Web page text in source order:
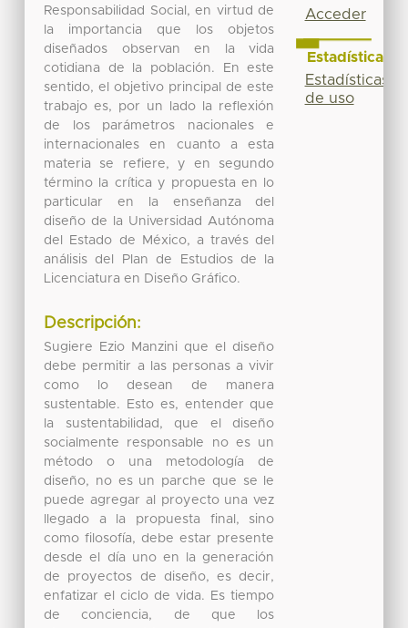
Responsabilidad Social, en virtud de
la importancia que los objetos
diseñados observan en la vida
cotidiana de la población. En este
sentido, el objetivo principal de este
trabajo es, por un lado la reflexión
de los parámetros nacionales e
internacionales en cuanto a esta
materia se refiere, y en segundo
término la crítica y propuesta en lo
particular en la enseñanza del
diseño de la Universidad Autónoma
del Estado de México, a través del
análisis del Plan de Estudios de la
Licenciatura en Diseño Gráfico.
Descripción:
Sugiere Ezio Manzini que el diseño
debe permitir a las personas a vivir
como lo desean de manera
sustentable. Esto es, entender que
la sustentabilidad, que el diseño
socialmente responsable no es un
método o una metodología de
diseño, no es un parche que se le
puede agregar al proyecto una vez
llegado a la propuesta final, sino
como filosofía, debe estar presente
desde el día uno en la generación
de proyectos de diseño, es decir,
enfatizar el ciclo de vida. Es tiempo
de conciencia, de que los
Acceder
Estadísticas
Estadísticas
de uso